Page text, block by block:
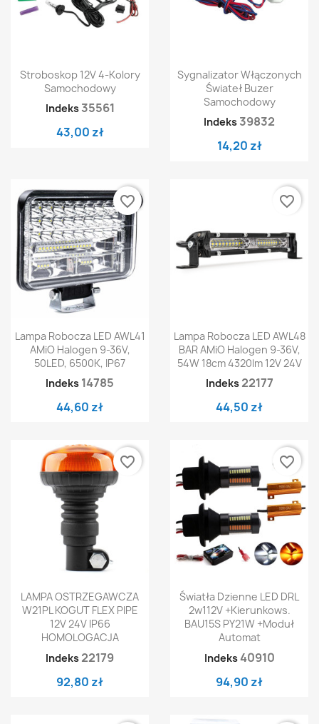
Stroboskop 12V 4-Kolory
Samochodowy
Indeks 35561
43,00 zł
Sygnalizator Włączonych
Świateł Buzer
Samochodowy
Indeks 39832
14,20 zł
Lampa Robocza LED AWL41
AMiO Halogen 9-36V,
50LED, 6500K, IP67
Indeks 14785
44,60 zł
favorite_border
Lampa Robocza LED AWL48
BAR AMiO Halogen 9-36V,
54W 18cm 4320lm 12V 24V
Indeks 22177
44,50 zł
favorite_border
LAMPA OSTRZEGAWCZA
W21PL KOGUT FLEX PIPE
12V 24V IP66
HOMOLOGACJA
Indeks 22179
92,80 zł
favorite_border
Światła Dzienne LED DRL
2w112V +kierunkows.
BAU15S PY21W +moduł
Automat
Indeks 40910
94,90 zł
favorite_border